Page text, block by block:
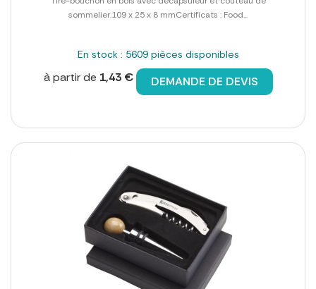
sommelier.109 x 25 x 8 mmCertificats : Food...
En stock : 5609 pièces disponibles
à partir de 1,43 € DEMANDE DE DEVIS